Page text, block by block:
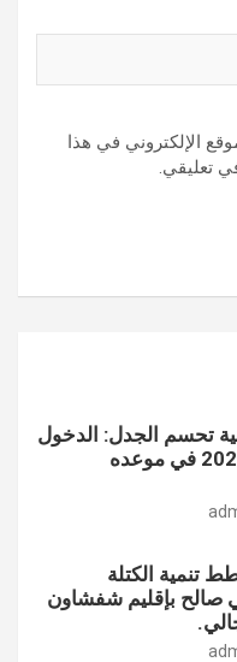
الإلكتروني في هذا
تعليقي.
تحسم الجدل: الدخول
المدرسي 2026-2027 في موعده
تنمية الكتلة
صالح بإقليم شفشاون